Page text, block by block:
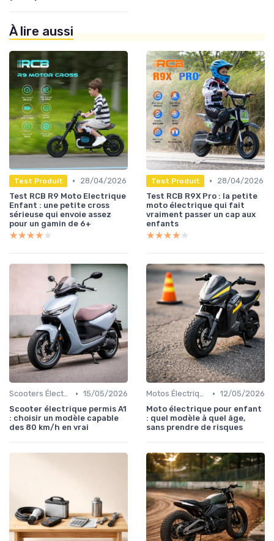
À lire aussi
Test Produit •
28/04/2026
Test RCB R9 Moto Electrique
Enfant : une petite cross
sérieuse qui envoie assez
pour un gamin de 6+
★★★★★
★★★★★
Test Produit •
28/04/2026
Test RCB R9X Pro : la petite
moto électrique qui fait
vraiment passer un cap aux
enfants
★★★★★
★★★★★
Scooters Électriques • 15/05/2026
Scooter électrique permis A1
: choisir un modèle capable
des 80 km/h en vrai
Motos Électriques Tout-Terrain • 12/05/2026
Moto électrique pour enfant
: quel modèle à quel âge,
sans prendre de risques